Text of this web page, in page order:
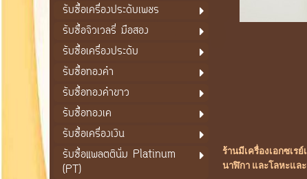
รับซื้อเครื่องประดับเพชร
รับซื้อจิวเวลรี่ มือสอง
รับซื้อเครื่องประดับ
รับซื้อทองคำ
รับซื้อทองคำขาว
รับซื้อทองเค
รับซื้อเครื่องเงิน
รับซื้อแพลตตินั่ม Platinum
(PT)
ร้านมีเครื่องเอกซเร
นาฬิกา และโลหะแล